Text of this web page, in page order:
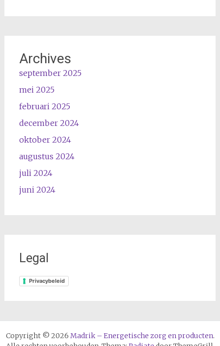
Archives
september 2025
mei 2025
februari 2025
december 2024
oktober 2024
augustus 2024
juli 2024
juni 2024
Legal
Privacybeleid
Copyright © 2026 Madrik – Energetische zorg en producten.